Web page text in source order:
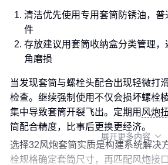
清洁优先使用专用套筒防锈油，
件
存放建议用套筒收纳盒分类管理
角磨损
当发现套筒与螺栓头配合出现轻微打
检查。继续强制使用不仅会损坏螺栓
集中导致套筒开裂飞出。定期用 风炮
筒配合精度，比事后更换更经济。
选择32风炮套筒实质是构建系统解决
栓规格确定套筒尺寸，再匹配风炮接
展开更多内容 